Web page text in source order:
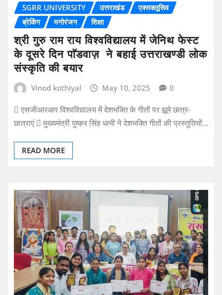
SGRR UNIVERSITY उत्तराखंड
एक्सक्लूसिव
ब्रेकिंग
मनोरंजन शिक्षा
श्री गुरु राम राय विश्वविद्यालय में जेनिथ फेस्ट
के दूसरे दिन पाॅडवाज़ ने बहाई उत्तराखण्डी लोक
संस्कृति की बयार
Vinod kothiyal May 10, 2025 0
 एसजीआरआर विश्वविद्यालय में देशभक्ति के गीतों पर झूमे छात्र-
छात्राएं  मुख्यमंत्री पुष्कर सिंह धामी ने देशभक्ति गीतों की प्रस्तुतियों…
READ MORE